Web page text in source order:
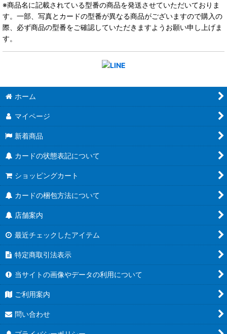
※商品名に記載されている型番の商品を発送させていただいておりま
す。一部、写真とカードの型番が異なる商品がございますので購入の
際、必ず商品の型番をご確認していただきますようお願い申し上げま
す。
ホーム
マイページ
新着商品
カードの状態表記について
ショッピングカート
カードの梱包方法について
店舗案内
最近チェックしたアイテム
特定商取引法表示
当サイトの画像やデータの利用について
ご利用案内
問い合わせ